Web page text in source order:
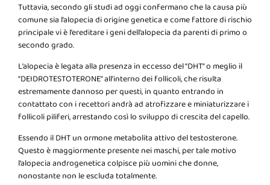
Tuttavia, secondo gli studi ad oggi confermano che la causa più
comune sia l’alopecia di origine genetica e come fattore di rischio
principale vi è l’ereditare i geni dell’alopecia da parenti di primo o
secondo grado.
L’alopecia è legata alla presenza in eccesso del “DHT” o meglio il
“DEIDROTESTOTERONE” all’interno dei follicoli, che risulta
estremamente dannoso per questi, in quanto entrando in
contattato con i recettori andrà ad atrofizzare e miniaturizzare i
follicoli piliferi, arrestando così lo sviluppo di crescita del capello.
Essendo il DHT un ormone metabolita attivo del testosterone.
Questo è maggiormente presente nei maschi, per tale motivo
l’alopecia androgenetica colpisce più uomini che donne,
nonostante non le escluda totalmente.